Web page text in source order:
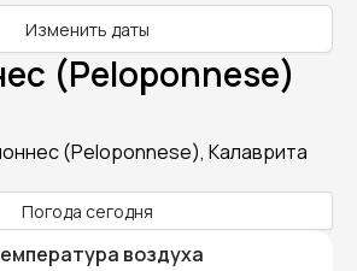
Изменить даты
(Peloponnese)
(Peloponnese), Калаврита
Погода сегодня
воздуха